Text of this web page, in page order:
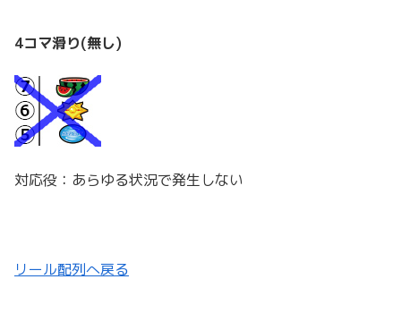
4コマ滑り(無し)
対応役：あらゆる状況で発生しない
リール配列へ戻る